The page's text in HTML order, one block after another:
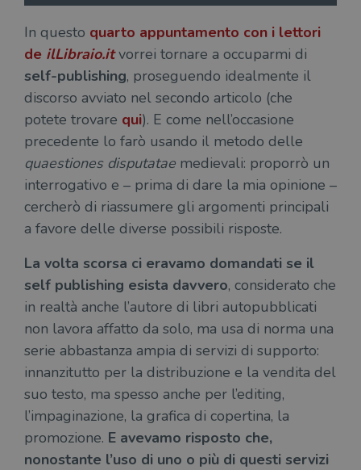
In questo quarto appuntamento con i lettori
de ilLibraio.itvorrei tornare a occuparmi di
self-publishing, proseguendo idealmente il
discorso avviato nel secondo articolo (che
potete trovare qui). E come nell’occasione
precedente lo farò usando il metodo delle
quaestiones disputatae medievali: proporrò un
interrogativo e – prima di dare la mia opinione –
cercherò di riassumere gli argomenti principali
a favore delle diverse possibili risposte.
La volta scorsa ci eravamo domandati se il
self publishing esista davvero, considerato che
in realtà anche l’autore di libri autopubblicati
non lavora affatto da solo, ma usa di norma una
serie abbastanza ampia di servizi di supporto:
innanzitutto per la distribuzione e la vendita del
suo testo, ma spesso anche per l’editing,
l’impaginazione, la grafica di copertina, la
promozione. E avevamo risposto che,
nonostante l’uso di uno o più di questi servizi